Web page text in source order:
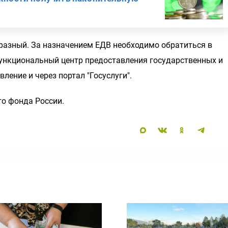
За назначением ЕДВ необходимо обратиться в
центр предоставления государственных и
и через портал "Госуслуги".
фонда России.